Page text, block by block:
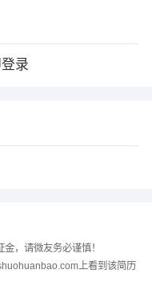
录
，请微友务必谨慎！
上看到该简历